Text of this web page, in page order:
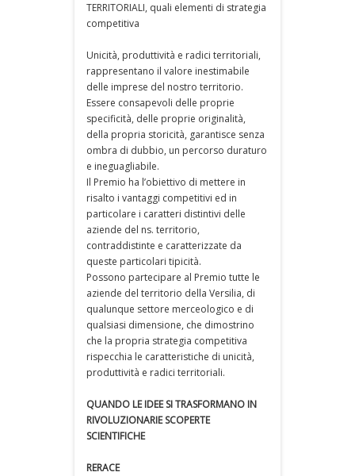
TERRITORIALI, quali elementi di strategia
competitiva
Unicità, produttività e radici territoriali,
rappresentano il valore inestimabile
delle imprese del nostro territorio.
Essere consapevoli delle proprie
specificità, delle proprie originalità,
della propria storicità, garantisce senza
ombra di dubbio, un percorso duraturo
e ineguagliabile.
Il Premio ha l’obiettivo di mettere in
risalto i vantaggi competitivi ed in
particolare i caratteri distintivi delle
aziende del ns. territorio,
contraddistinte e caratterizzate da
queste particolari tipicità.
Possono partecipare al Premio tutte le
aziende del territorio della Versilia, di
qualunque settore merceologico e di
qualsiasi dimensione, che dimostrino
che la propria strategia competitiva
rispecchia le caratteristiche di unicità,
produttività e radici territoriali.
QUANDO LE IDEE SI TRASFORMANO IN
RIVOLUZIONARIE SCOPERTE
SCIENTIFICHE
RERACE